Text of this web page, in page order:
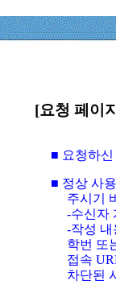
[요청 페이
■ 요청하
■ 정상 사
주시기
-수신자
-작성 내
학번 또
접속
차단된